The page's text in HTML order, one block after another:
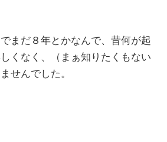
まだ８年とかなんで、昔何が起
くなく、（まぁ知りたくもない
せんでした。